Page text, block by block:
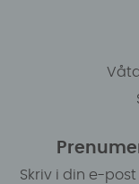
Skriv i din e-